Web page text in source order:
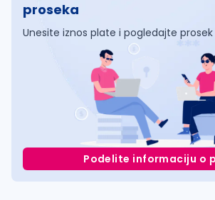
proseka
Unesite iznos plate i pogledajte
Podelite informaciju o